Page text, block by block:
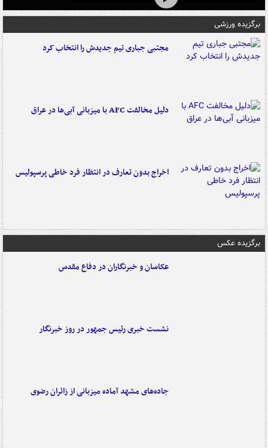
برگزیده ورزشی
مجتبی جباری تیم جدیدش را انتخاب کرد
دلیل مخالفت AFC با میزبانی آبی‌ها در عراق
اخراج بدون تعارف در انتظار فرد خاطی پرسپولیس
برگزیده عکس
عکاسان و خبرنگاران در دفاع مقدس
نشست خبری رئیس جمهور در روز خبرنگار
جاده‌های مشهد آماده میزبانی از زائران رضوی